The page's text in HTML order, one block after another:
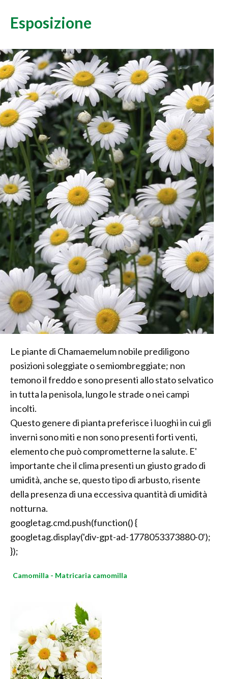
Esposizione
Le piante di Chamaemelum nobile prediligono
posizioni soleggiate o semiombreggiate; non
temono il freddo e sono presenti allo stato selvatico
in tutta la penisola, lungo le strade o nei campi
incolti.
Questo genere di pianta preferisce i luoghi in cui gli
inverni sono miti e non sono presenti forti venti,
elemento che può comprometterne la salute. E'
importante che il clima presenti un giusto grado di
umidità, anche se, questo tipo di arbusto, risente
della presenza di una eccessiva quantità di umidità
notturna.
googletag.cmd.push(function() {
googletag.display('div-gpt-ad-1778053373880-0');
});
Camomilla - Matricaria camomilla